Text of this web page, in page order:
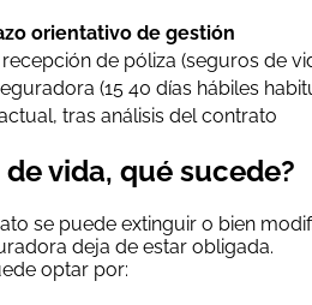
orientativo de gestión
de póliza (seguros de
(15 40 días hábiles
tras análisis del contrato
vida, qué sucede?
se puede extinguir o bien
deja de estar obligada.
optar por: